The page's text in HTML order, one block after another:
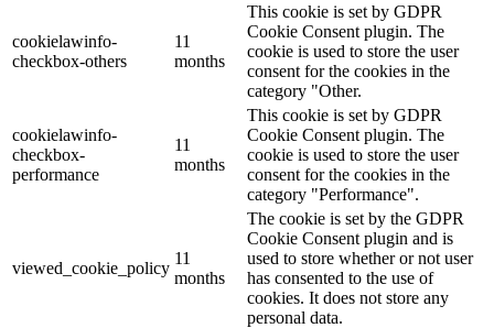
cookielawinfo-
checkbox-others
11
months
This cookie is set by GDPR
Cookie Consent plugin. The
cookie is used to store the user
consent for the cookies in the
category "Other.
cookielawinfo-
checkbox-
performance
11
months
This cookie is set by GDPR
Cookie Consent plugin. The
cookie is used to store the user
consent for the cookies in the
category "Performance".
viewed_cookie_policy
11
months
The cookie is set by the GDPR
Cookie Consent plugin and is
used to store whether or not user
has consented to the use of
cookies. It does not store any
personal data.